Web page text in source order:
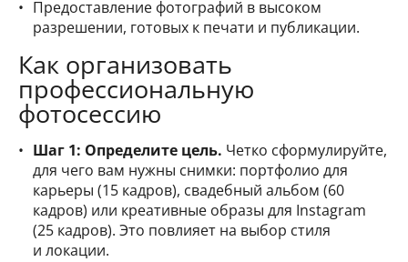
Предоставление фотографий в высоком
разрешении, готовых к печати и публикации.
Как организовать
профессиональную
фотосессию
Шаг 1: Определите цель. Четко сформулируйте,
для чего вам нужны снимки: портфолио для
карьеры (15 кадров), свадебный альбом (60
кадров) или креативные образы для Instagram
(25 кадров). Это повлияет на выбор стиля
и локации.